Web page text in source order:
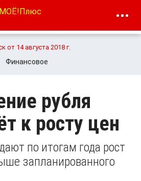
от 14 августа 2018 г.
Финансовое
рубля
к росту цен
по итогам года рост
запланированного